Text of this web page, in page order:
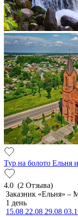
Тур на болото Ельня
4.0 (2 Отзыва)
Заказник «Ельня» –
1 день
15.08 22.08 29.08